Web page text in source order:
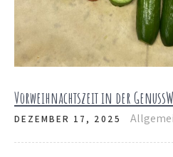
Vorweihnachtszeit in der
DEZEMBER 17, 2025